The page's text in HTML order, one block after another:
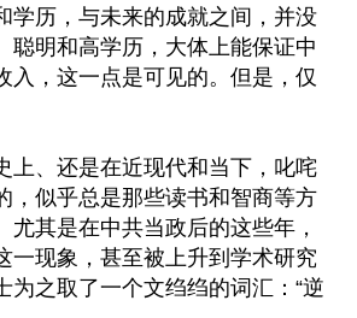
学历，与未来的成就之间，并没
聪明和高学历，大体上能保证中
入，这一点是可见的。但是，仅
上、还是在近现代和当下，叱咤
，似乎总是那些读书和智商等方
尤其是在中共当政后的这些年，
一现象，甚至被上升到学术研究
为之取了一个文绉绉的词汇：“逆